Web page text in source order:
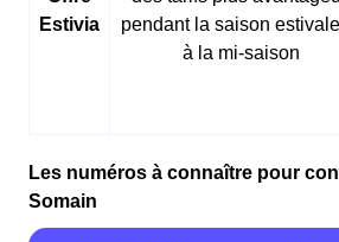
Estivia
pendant la saison
à la mi-saison
Les numéros à connaître pour
Somain